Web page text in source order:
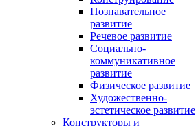
Познавательное
развитие
Речевое развитие
Социально-
коммуникативное
развитие
Физическое развитие
Художественно-
эстетическое развитие
Конструкторы и